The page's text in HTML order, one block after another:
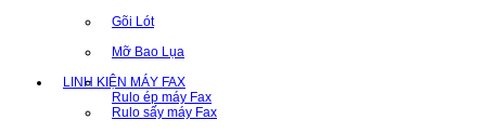
Gõi Lót
Mỡ Bao Lụa
LINH KIỆN MÁY FAX
Rulo ép máy Fax
Rulo sấy máy Fax